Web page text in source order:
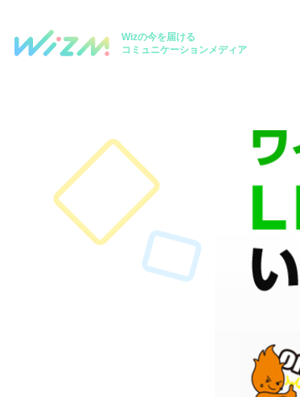
Wizの今を届ける
コミュニケーションメディア